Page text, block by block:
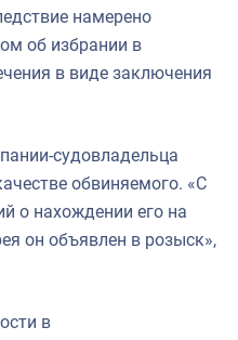
намерено
об избрании в
в виде заключения
судовладельца
обвиняемого. «С
о нахождении его на
он объявлен в розыск»,
в